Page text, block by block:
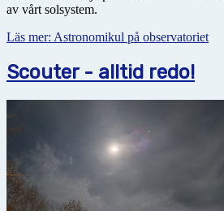
av vårt solsystem.
Läs mer: Astronomikul på observatoriet
Scouter - alltid redo!